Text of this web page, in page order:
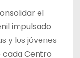
el
impulsado
y los jóvenes
Centro